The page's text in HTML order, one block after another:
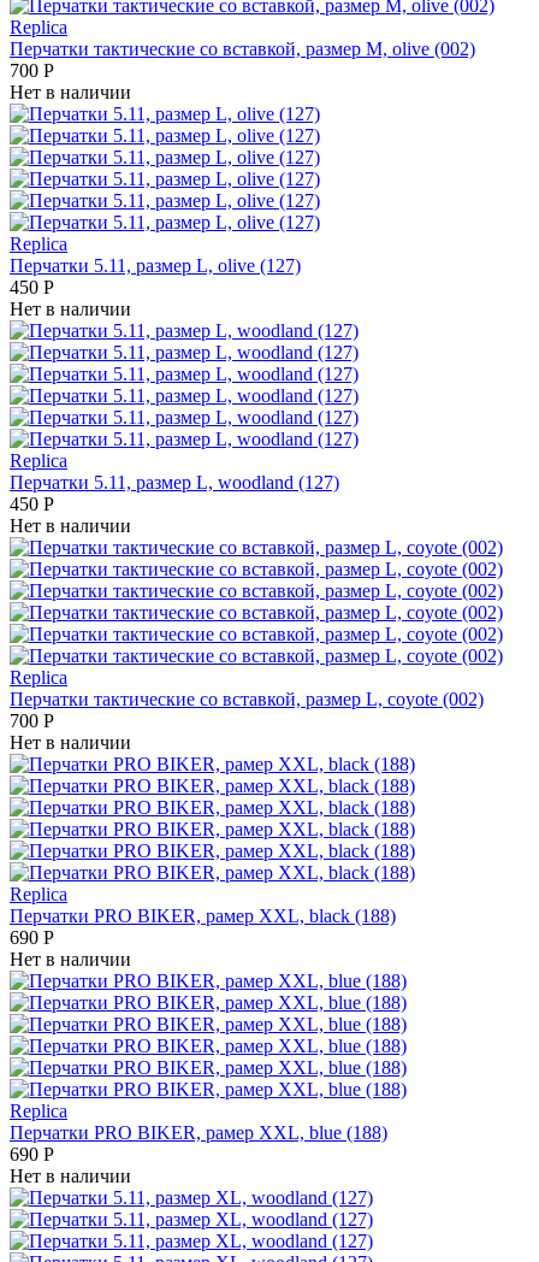
Replica
Перчатки тактические со вставкой, размер М, olive (002)
700 Р
Нет в наличии
Replica
Перчатки 5.11, размер L, olive (127)
450 Р
Нет в наличии
Replica
Перчатки 5.11, размер L, woodland (127)
450 Р
Нет в наличии
Replica
Перчатки тактические со вставкой, размер L, coyote (002)
700 Р
Нет в наличии
Replica
Перчатки PRO BIKER, рамер XXL, black (188)
690 Р
Нет в наличии
Replica
Перчатки PRO BIKER, рамер XXL, blue (188)
690 Р
Нет в наличии